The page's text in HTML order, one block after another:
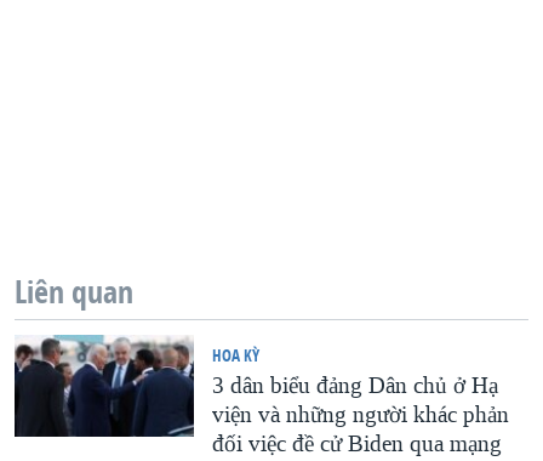
Liên quan
HOA KỲ
3 dân biểu đảng Dân chủ ở Hạ
viện và những người khác phản
đối việc đề cử Biden qua mạng